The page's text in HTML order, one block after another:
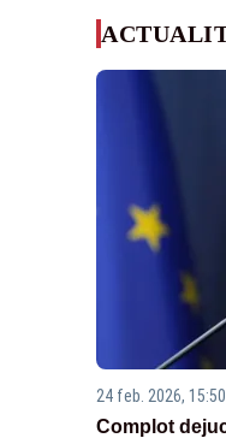
24 feb. 2026, 15:50
Complot